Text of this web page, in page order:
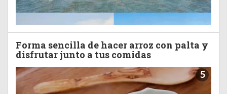
Forma sencilla de hacer arroz con palta y
disfrutar junto a tus comidas
5